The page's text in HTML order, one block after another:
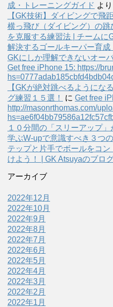
成・トレーニングガイド より
【GK技術】ダイビングで飛
横っ飛び（ダイビング）の
を克服する練習法 | チームに
解決するゴールキーパー育
GKにしか理解できないオー
Get free iPhone 15: https://
【GKが絶対跳べるようにな
グ練習１５選！
に Get free
http://masonrthomas.com/
１０分間の「スリーアップ
学ぶW-upで意識すべき３つ
テップと片手でボールをコ
けよう！ | GK Atsuyaのブロ
アーカイブ
2022年12月
2022年10月
2022年9月
2022年8月
2022年7月
2022年6月
2022年5月
2022年4月
2022年3月
2022年2月
2022年1月